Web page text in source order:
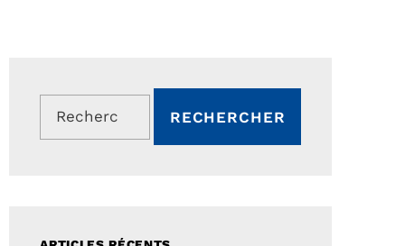
Rechercher :